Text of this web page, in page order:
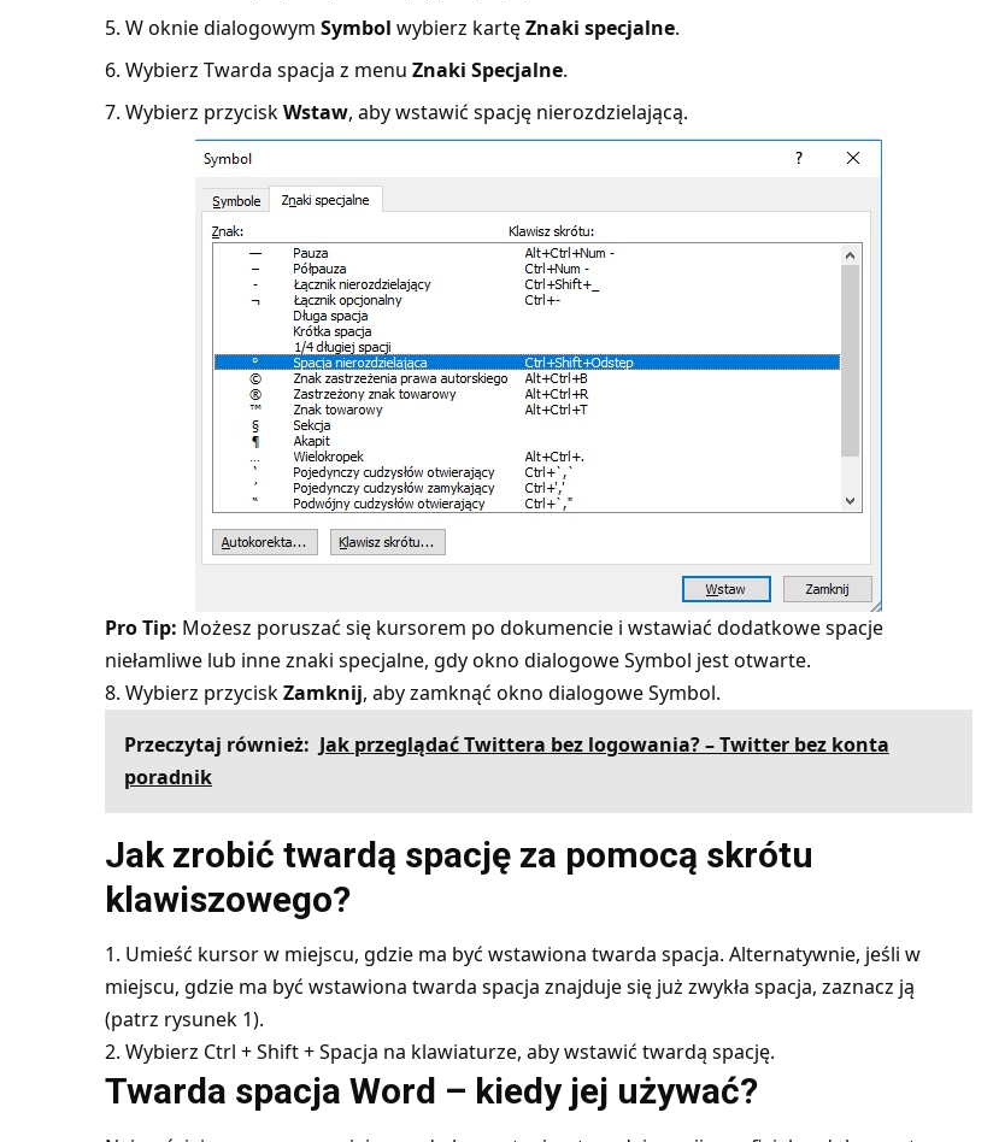
W oknie dialogowym Symbol wybierz kartęZnaki specjalne.
Wybierz Twarda spacja z menu Znaki Specjalne.
Wybierz przyciskWstaw, aby wstawić spację nierozdzielającą.
Pro Tip: Możesz poruszać się kursorem po dokumencie i wstawiać dodatkowe spacje
niełamliwe lub inne znaki specjalne, gdy okno dialogowe Symbol jest otwarte.
8. Wybierz przyciskZamknij, aby zamknąć okno dialogowe Symbol.
Przeczytaj również: Jak przeglądać Twittera bez logowania? – Twitter bez konta
poradnik
Jak zrobić twardą spację za pomocą skrótu
klawiszowego?
1. Umieść kursor w miejscu, gdzie ma być wstawiona twarda spacja. Alternatywnie, jeśli w
miejscu, gdzie ma być wstawiona twarda spacja znajduje się już zwykła spacja, zaznacz ją
(patrz rysunek 1).
2. Wybierz Ctrl + Shift + Spacja na klawiaturze, aby wstawić twardą spację.
Twarda spacja Word – kiedy jej używać?